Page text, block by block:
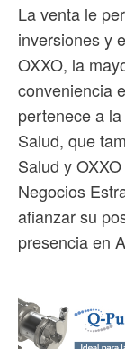
La venta le
inversiones y
OXXO, la
conveniencia
pertenece a
Salud, que
Salud y
Negocios
afianzar su
presencia en